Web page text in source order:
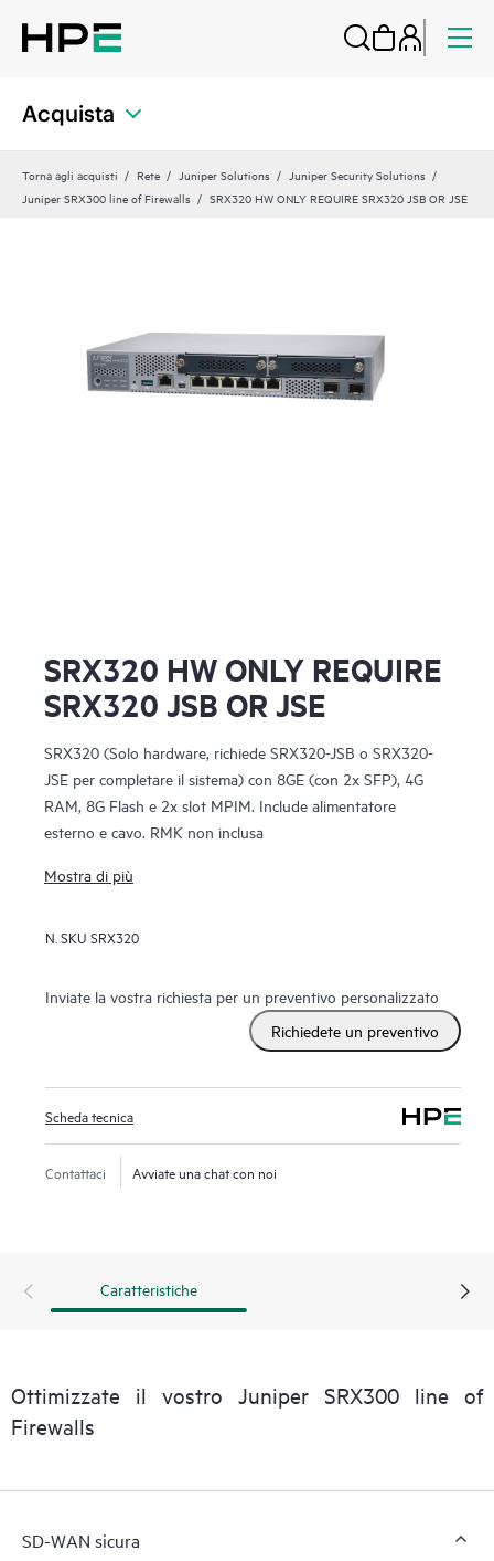
Acquista
Torna agli acquisti Rete Juniper Solutions
Juniper Security Solutions
Juniper SRX300 line of Firewalls
SRX320 HW ONLY REQUIRE SRX320 JSB OR JSE
SRX320 HW ONLY REQUIRE
SRX320 JSB OR JSE
SRX320 (Solo hardware, richiede SRX320-JSB o SRX320-
JSE per completare il sistema) con 8GE (con 2x SFP), 4G
RAM, 8G Flash e 2x slot MPIM. Include alimentatore
esterno e cavo. RMK non inclusa
Mostra di più
N. SKU SRX320
Inviate la vostra richiesta per un preventivo personalizzato
Richiedete un preventivo
Scheda tecnica
Contattaci Avviate una chat con noi
Caratteristiche
Ottimizzate il vostro Juniper SRX300 line of
Firewalls
SD-WAN sicura